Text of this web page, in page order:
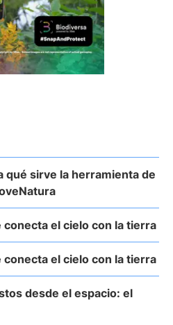
qué sirve la herramienta de
el cielo con la tierra
el cielo con la tierra
desde el espacio: el